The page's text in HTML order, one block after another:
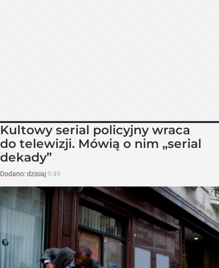
Kultowy serial policyjny wraca
do telewizji. Mówią o nim „serial
dekady”
Dodano:dzisiaj 9:49